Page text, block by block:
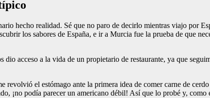
hecho realidad. Sé que no paro de decirlo mientras viajo por
los sabores de España, e ir a Murcia fue la prueba de que
acceso a la vida de un propietario de restaurante, ya que
el estómago ante la primera idea de comer carne de
¡no podía parecer un americano débil! Así que lo probé y, como